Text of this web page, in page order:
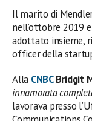
Il marito di
nell’ottobre 2019
adottato insieme,
officer della
Alla CNBCBridgit
innamorata
lavorava presso